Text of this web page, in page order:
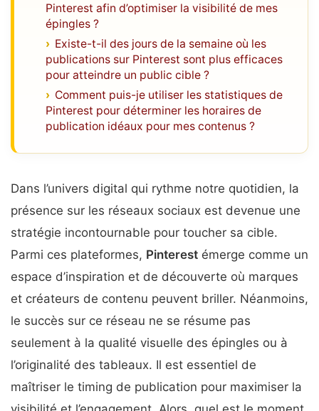
Pinterest afin d’optimiser la visibilité de mes
épingles ?
Existe-t-il des jours de la semaine où les
publications sur Pinterest sont plus efficaces
pour atteindre un public cible ?
Comment puis-je utiliser les statistiques de
Pinterest pour déterminer les horaires de
publication idéaux pour mes contenus ?
Dans l’univers digital qui rythme notre quotidien, la
présence sur les réseaux sociaux est devenue une
stratégie incontournable pour toucher sa cible.
Parmi ces plateformes, Pinterest émerge comme un
espace d’inspiration et de découverte où marques
et créateurs de contenu peuvent briller. Néanmoins,
le succès sur ce réseau ne se résume pas
seulement à la qualité visuelle des épingles ou à
l’originalité des tableaux. Il est essentiel de
maîtriser le timing de publication pour maximiser la